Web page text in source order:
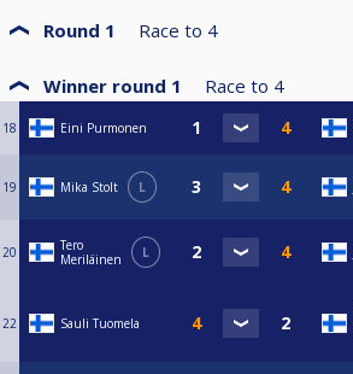
Round 1 Race to 4
Winner round 1 Race to 4
18 Eini Purmonen
19 Mika Stolt L
20
Tero
Meriläinen
L
22 Sauli Tuomela